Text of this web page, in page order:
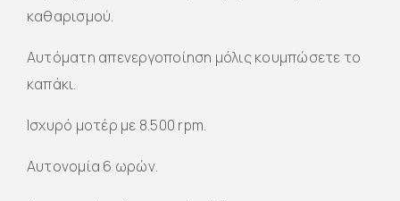
καθαρισμού.
Αυτόματη απενεργοποίηση μόλις κουμπώσετε το
καπάκι.
Ισχυρό μοτέρ με 8.500 rpm.
Αυτονομία 6 ωρών.